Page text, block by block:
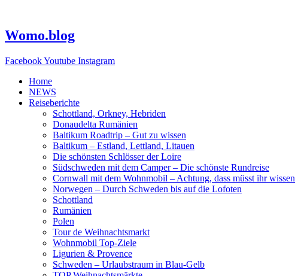
springen
Womo.blog
FacebookYoutube Instagram
Home
NEWS
Reiseberichte
Schottland, Orkney, Hebriden
Donaudelta Rumänien
Baltikum Roadtrip – Gut zu wissen
Baltikum – Estland, Lettland, Litauen
Die schönsten Schlösser der Loire
Südschweden mit dem Camper – Die schönste Rundreise
Cornwall mit dem Wohnmobil – Achtung, dass müsst ihr wissen
Norwegen – Durch Schweden bis auf die Lofoten
Schottland
Rumänien
Polen
Tour de Weihnachtsmarkt
Wohnmobil Top-Ziele
Ligurien & Provence
Schweden – Urlaubstraum in Blau-Gelb